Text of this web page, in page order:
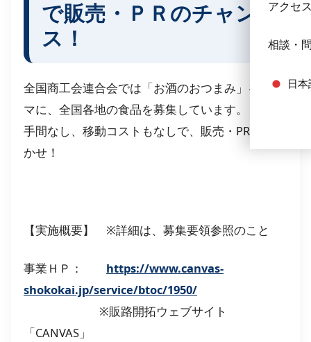
アクセ
相談・
日
で販売・ＰＲのチャン
ス！
全国商工会連合会では「お酒のおつまみ」をテー
マに、全国各地の食品を募集しています。
手間なし、移動コストもなしで、販売・PRをおま
かせ！
【実施概要】 ※詳細は、募集要領参照のこと
事業ＨＰ： https://www.canvas-
shokokai.jp/service/btoc/1950/
※販路開拓ウェブサイト
「CANVAS」